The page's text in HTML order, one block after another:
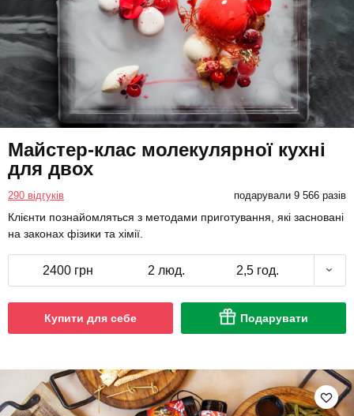
Майстер-клас молекулярної кухні
для двох
290 відгуків подарували 9 566 разів
Клієнти познайомляться з методами приготування, які засновані
на законах фізики та хімії.
2400 грн 2 люд. 2,5 год.
Купити для себе Подарувати